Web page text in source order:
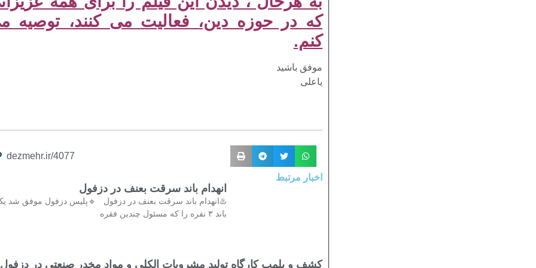
که در حوزه دین، فعالیت می کنند، توصیه
کنم.
موفق باشید
یاعلی
dezmehr.ir/4077
اخبار مرتبط
انهدام باند سرقت بعنف در دزفول
♨️انهدام باند سرقت بعنف در دزفول 🔹پلیس دزفول موفق شد
باند ۳ نفره را که مسئول چندین فقره
کشف و پلمب کارگاه تولید مشروبات الکلی و مواد مخدر صنعتی در دزفول